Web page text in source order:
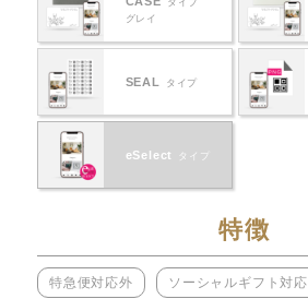
タイプ
グレイ
SEAL タイプ
eSelect タイプ
特徴
特急便対応外 ソーシャルギフト対応